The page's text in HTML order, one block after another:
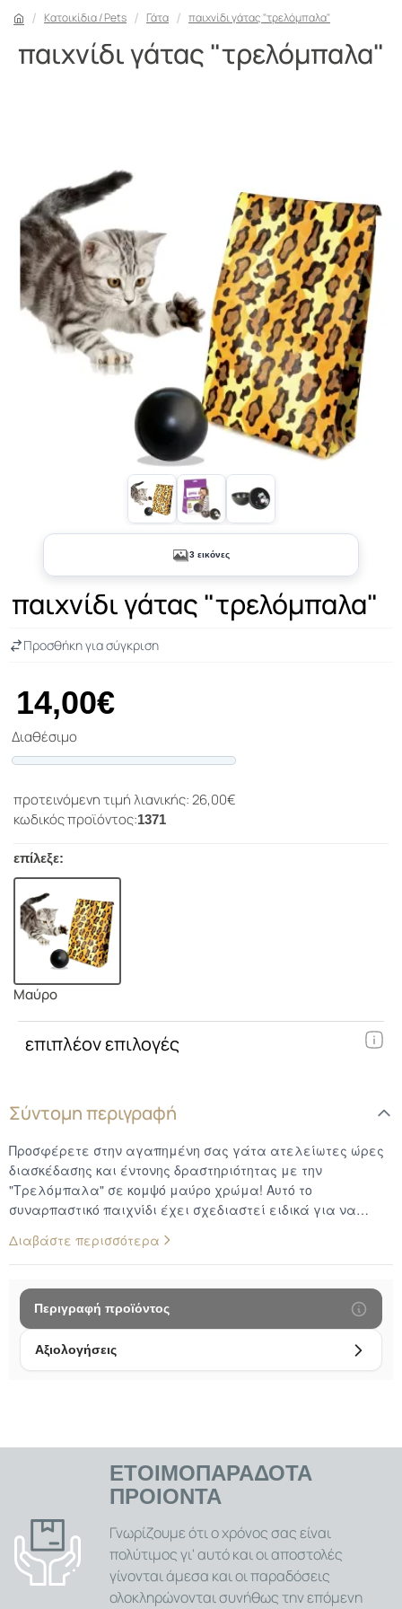
Κατοικίδια / Pets Γάτα παιχνίδι γάτας "τρελόμπαλα"
παιχνίδι γάτας "τρελόμπαλα"
3 εικόνες
παιχνίδι γάτας "τρελόμπαλα"
Σύντομη περιγραφή
Προσφέρετε στην αγαπημένη σας γάτα ατελείωτες ώρες
διασκέδασης και έντονης δραστηριότητας με την
"Τρελόμπαλα" σε κομψό μαύρο χρώμα! Αυτό το
συναρπαστικό παιχνίδι έχει σχεδιαστεί ειδικά για να
την κυνηγούν, να πηδούν, να τρέχουν και να εξασκούν τα
κυνηγετικά τους ένστικτα. Χάρη στην απρόβλεπτη κίνησή
της και τον ελκυστικό της σχεδιασμό, η Τρελόμπαλα
υπόσχεται να γίνει γρήγορα το αγαπημένο παιχνίδι του
αιλουροειδούς σας φίλου, συμβάλλοντας στην καλή του
φυσική κατάσταση και στην καταπολέμηση της ανίας.
Ενθάρρυνση της Κίνησης και του Παιχνιδιού: Η Τρελόμπαλα
η συνεχής και απρόβλεπτη κίνηση διεγείρει την περιέργεια
της γάτας και την προκαλεί να την κυνηγήσει,
προσφέροντας πολύτιμη άσκηση και εκτόνωση, ειδικά για
γάτες που ζουν σε εσωτερικούς χώρους. Ασφαλή και
Ανθεκτικά Υλικά: Κατασκευασμένη από ασφαλή και
ανθεκτικά υλικά, η Τρελόμπαλα είναι φτιαγμένη για να
αντέχει στο παιχνίδι και στα νύχια της γάτας σας. Η
ασφάλεια των υλικών εξασφαλίζει ότι η γάτα σας μπορεί
να παίζει άφοβα, ενώ η ανθεκτικότητα του παιχνιδιού
Διαβάστε περισσότερα
Περιγραφή προϊόντος
Αξιολογήσεις
14,00€
Διαθέσιμο
Προσθήκη για σύγκριση
προτεινόμενη τιμή λιανικής: 26,00€
κωδικός προϊόντος:1371
επίλεξε:
Μαύρο
επιπλέον επιλογές
ΕΤΟΙΜΟΠΑΡΑΔΟΤΑ
ΠΡΟΙΟΝΤΑ
Γνωρίζουμε ότι ο χρόνος σας είναι
πολύτιμος γι' αυτό και οι αποστολές
γίνονται άμεσα και οι παραδόσεις
ολοκληρώνονται συνήθως την επόμενη